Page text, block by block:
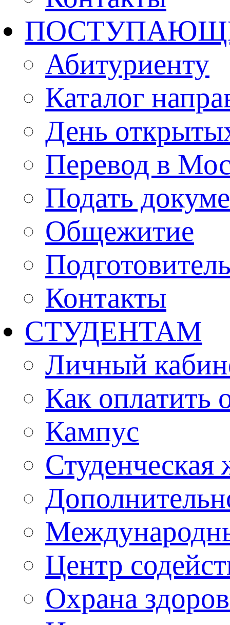
Абитуриенту
Каталог
День
Перевод в
Подать
Общежитие
Контакты
СТУДЕНТАМ
Личный
Как оплатить
Кампус
Студенческая
Центр
Охрана